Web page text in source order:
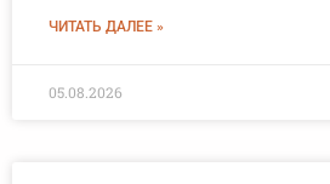
ЧИТАТЬ ДАЛЕЕ »
05.08.2026